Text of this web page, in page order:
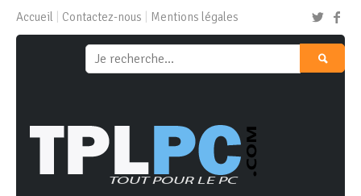
Accueil Contactez-nous Mentions légales